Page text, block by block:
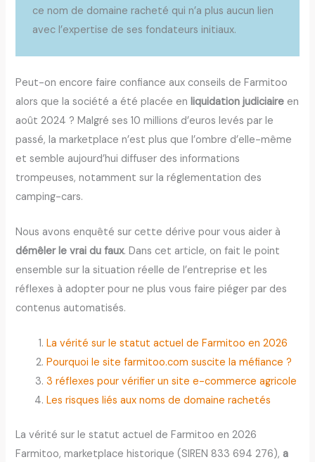
ce nom de domaine racheté qui n’a plus aucun lien
avec l’expertise de ses fondateurs initiaux.
Peut-on encore faire confiance aux conseils de Farmitoo
alors que la société a été placée en liquidation judiciaire en
août 2024 ? Malgré ses 10 millions d’euros levés par le
passé, la marketplace n’est plus que l’ombre d’elle-même
et semble aujourd’hui diffuser des informations
trompeuses, notamment sur la réglementation des
camping-cars.
Nous avons enquêté sur cette dérive pour vous aider à
démêler le vrai du faux. Dans cet article, on fait le point
ensemble sur la situation réelle de l’entreprise et les
réflexes à adopter pour ne plus vous faire piéger par des
contenus automatisés.
La vérité sur le statut actuel de Farmitoo en 2026
Pourquoi le site farmitoo.com suscite la méfiance ?
3 réflexes pour vérifier un site e-commerce agricole
Les risques liés aux noms de domaine rachetés
La vérité sur le statut actuel de Farmitoo en 2026
Farmitoo, marketplace historique (SIREN 833 694 276), a